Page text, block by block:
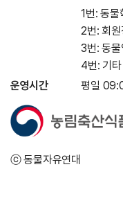
1번: 동물
2번: 회원
3번: 동
4번: 기
운영시간
평일
ⓒ 동물자유연대